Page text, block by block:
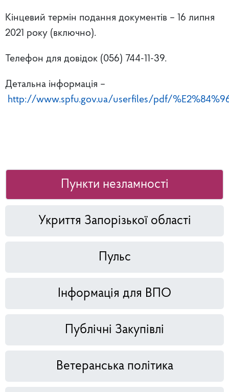
Кінцевий термін подання документів – 16 липня
2021 року (включно).
Телефон для довідок (056) 744-11-39.
Детальна інформація –
http://www.spfu.gov.ua/userfiles/pdf/
Пункти незламності
Укриття Запорізької області
Пульс
Інформація для ВПО
Публічні Закупівлі
Ветеранська політика